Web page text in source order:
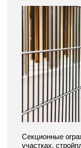
Секционные
участках,